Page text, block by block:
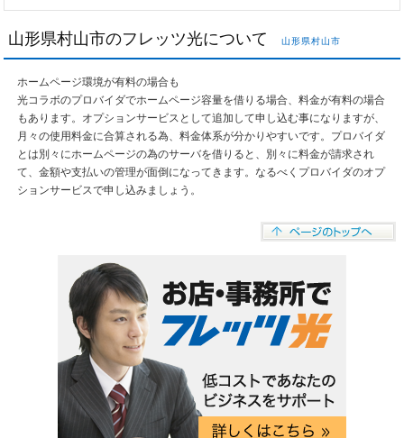
山形県村山市のフレッツ光について 山形県村山市
ホームページ環境が有料の場合も
光コラボのプロバイダでホームページ容量を借りる場合、料金が有料の場合
もあります。オプションサービスとして追加して申し込む事になりますが、
月々の使用料金に合算される為、料金体系が分かりやすいです。プロバイダ
とは別々にホームページの為のサーバを借りると、別々に料金が請求され
て、金額や支払いの管理が面倒になってきます。なるべくプロバイダのオプ
ションサービスで申し込みましょう。